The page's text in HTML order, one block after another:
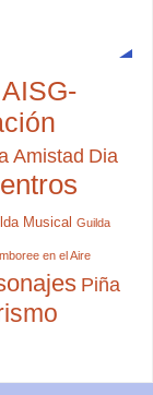
AISG-
Amistad Dia
Musical Guilda
en el Aire
Piña